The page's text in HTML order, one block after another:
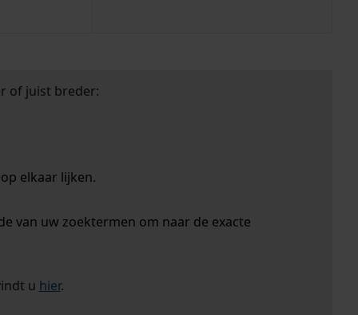
of juist breder:
elkaar lijken.
van uw zoektermen om naar de exacte
u hier.